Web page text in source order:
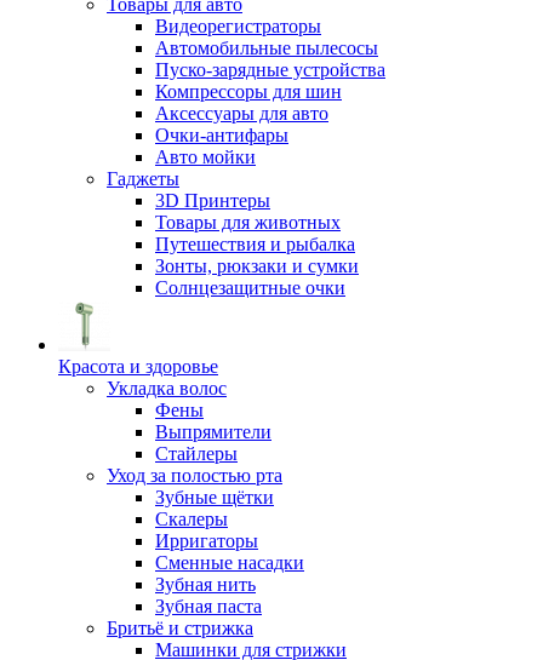
Товары для авто
Видеорегистраторы
Автомобильные пылесосы
Пуско-зарядные устройства
Компрессоры для шин
Аксессуары для авто
Очки-антифары
Авто мойки
Гаджеты
3D Принтеры
Товары для животных
Путешествия и рыбалка
Зонты, рюкзаки и сумки
Солнцезащитные очки
Красота и здоровье
Укладка волос
Фены
Выпрямители
Стайлеры
Уход за полостью рта
Зубные щётки
Скалеры
Ирригаторы
Сменные насадки
Зубная нить
Зубная паста
Бритьё и стрижка
Машинки для стрижки